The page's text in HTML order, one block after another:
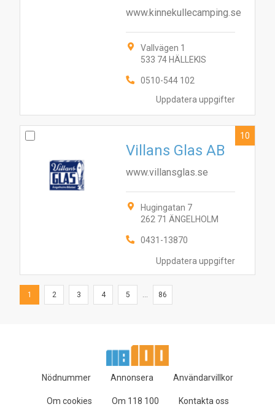
Uppdatera uppgifter
www.kinnekullecamping.se
Vallvägen 1
533 74 HÄLLEKIS
0510-544 102
Uppdatera uppgifter
Villans Glas AB
www.villansglas.se
Hugingatan 7
262 71 ÄNGELHOLM
0431-13870
10
1 2 3 4 5 ... 86
Nödnummer Annonsera Användarvillkor
Om cookies Om 118 100 Kontakta oss